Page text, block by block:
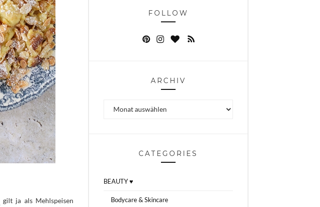
gilt ja als Mehlspeisen
FOLLOW
ARCHIV
CATEGORIES
BEAUTY ♥
Bodycare & Skincare